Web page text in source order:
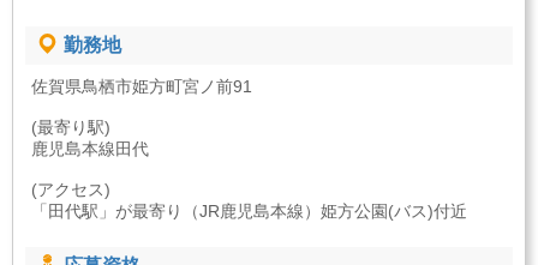
勤務地
佐賀県鳥栖市姫方町宮ノ前91
(最寄り駅)
鹿児島本線田代
(アクセス)
「田代駅」が最寄り（JR鹿児島本線）姫方公園(バス)付近